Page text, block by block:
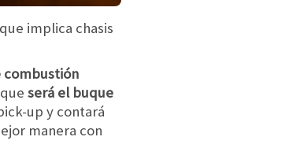
implica chasis
combustión
será el buque
up y contará
manera con